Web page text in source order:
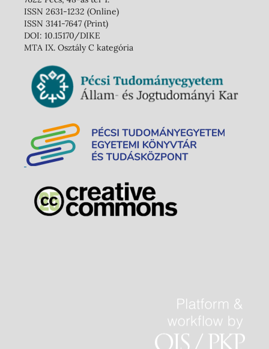
ISSN 2631-1232 (Online)
ISSN 3141-7647 (Print)
DOI: 10.15170/DIKE
MTA IX. Osztály C kategória